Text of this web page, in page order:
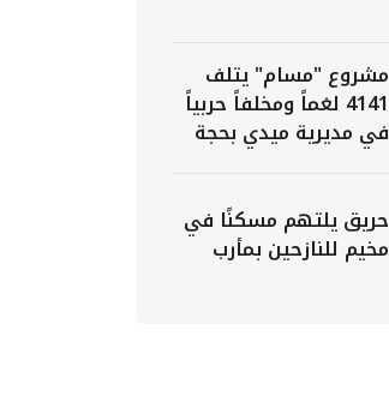
مشروع "مسام" يتلف
4141 لغماً ومخلفاً حربياً
في مديرية ميدي بحجة
حريق يلتهم مسكنًا في
مخيم للنازحين بمأرب